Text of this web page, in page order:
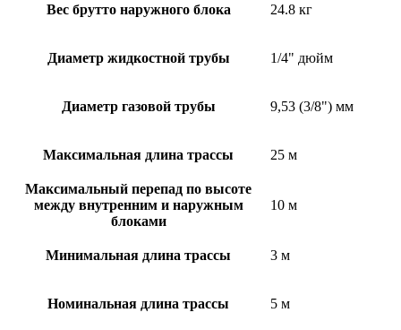
Вес брутто наружного блока 24.8 кг
Диаметр жидкостной трубы 1/4" дюйм
Диаметр газовой трубы 9,53 (3/8") мм
Максимальная длина трассы 25 м
Максимальный перепад по высоте
между внутренним и наружным
блоками
10 м
Минимальная длина трассы 3 м
Номинальная длина трассы 5 м